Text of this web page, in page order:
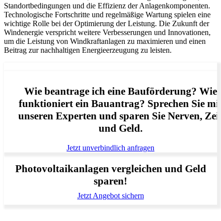
Standortbedingungen und die Effizienz der Anlagenkomponenten.
Technologische Fortschritte und regelmäßige Wartung spielen eine
wichtige Rolle bei der Optimierung der Leistung. Die Zukunft der
Windenergie verspricht weitere Verbesserungen und Innovationen,
um die Leistung von Windkraftanlagen zu maximieren und einen
Beitrag zur nachhaltigen Energieerzeugung zu leisten.
Wie beantrage ich eine Bauförderung? Wie
funktioniert ein Bauantrag? Sprechen Sie
unseren Experten und sparen Sie Nerven,
und Geld.
Jetzt unverbindlich anfragen
Photovoltaikanlagen vergleichen und Geld
sparen!
Jetzt Angebot sichern